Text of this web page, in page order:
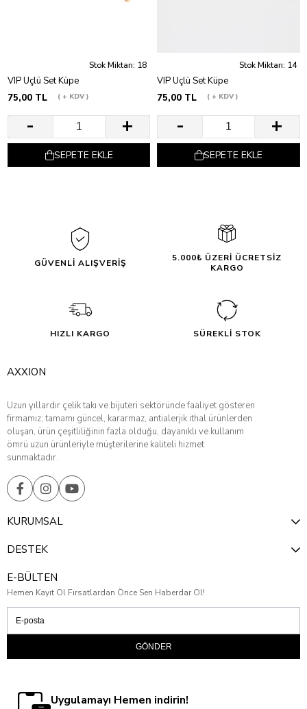
Stok Miktarı: 18
VIP Üçlü Set Küpe
75,00 TL
+ KDV
SEPETE EKLE
Stok Miktarı: 14
VIP Üçlü Set Küpe
75,00 TL
+ KDV
SEPETE EKLE
GÜVENLİ ALIŞVERİŞ
5.000₺ ÜZERİ ÜCRETSİZ
KARGO
HIZLI KARGO SÜREKLİ STOK
AXXION
Uzun yıllardır çelik takı ve bijuteri sektöründe faaliyet gösteren
firmamız; tamamı güncel, kararmaz, antialerjik ithal ürünlerden
oluşan, ürün çeşitliliğinin fazla olduğu, dayanıklı ve kullanım
ömrü uzun ürünleriyle müşterilerine kaliteli hizmet
sunmaktadır.
KURUMSAL
DESTEK
E-BÜLTEN
Hemen Kayıt Ol Fırsatlardan Önce Sen Haberdar Ol!
GÖNDER
Uygulamayı Hemen indirin!